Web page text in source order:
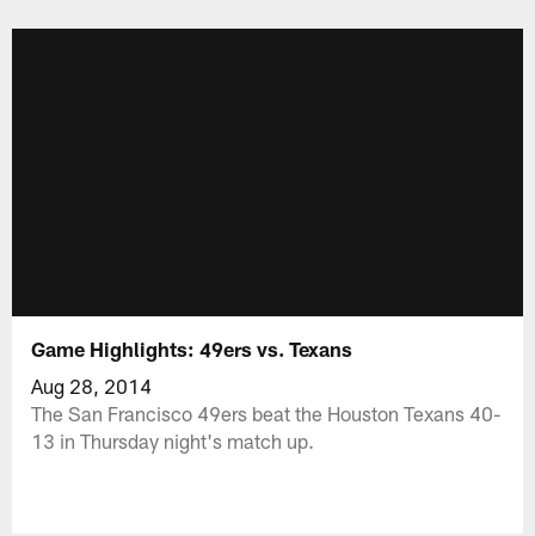
Game Highlights: 49ers vs. Texans
Aug 28, 2014
The San Francisco 49ers beat the Houston Texans 40-
13 in Thursday night's match up.